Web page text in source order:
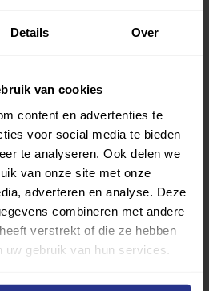
Details Over
van cookies
content en advertenties te
voor social media te bieden
te analyseren. Ook delen we
van onze site met onze
adverteren en analyse. Deze
combineren met andere
verstrekt of die ze hebben
gebruik van hun services.
is er altijd een sport
zoeken
Gezondheid
& tricks